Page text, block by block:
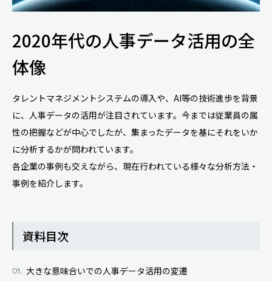
2020年代の人事データ活用の全
体像
タレントマネジメントシステムの導入や、AI等の技術進歩を背景
に、人事データの活用が注目されています。今までは従業員の属
性の把握などが中心でしたが、集まったデータを基にそれをいか
に分析するかが問われています。
各企業の事例も交えながら、現在行われている様々な分析方法・
事例を紹介します。
資料目次
大きな意味合いでの人事データ活用の変遷